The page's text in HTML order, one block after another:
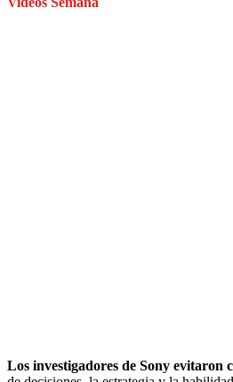
Los investigadores de Sony evitaron